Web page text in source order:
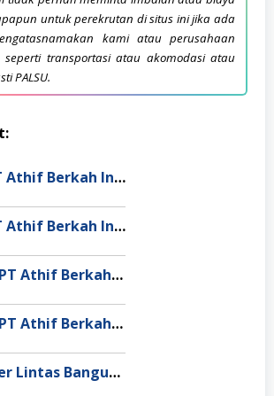
untuk perekrutan di situs ini jika ada
kami atau perusahaan
transportasi atau akomodasi atau
PALSU.
Crew Stokis PT Athif Berkah Indonesia Dumai
Crew Stokis PT Athif Berkah Indonesia Palangka Raya
Crew Stockist PT Athif Berkah Indonesia Banda Aceh
Crew Stockist PT Athif Berkah Indonesia Muaro Jambi
Stock Controller Lintas Bangun Nusantara Semarang